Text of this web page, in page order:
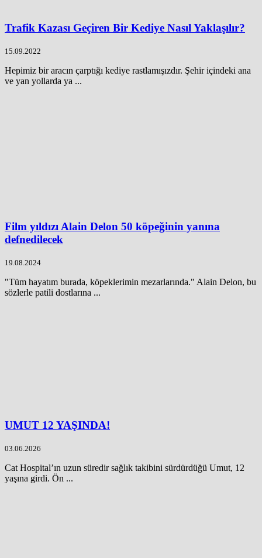
Trafik Kazası Geçiren Bir Kediye Nasıl Yaklaşılır?
15.09.2022
Hepimiz bir aracın çarptığı kediye rastlamışızdır. Şehir içindeki ana
ve yan yollarda ya ...
Film yıldızı Alain Delon 50 köpeğinin yanına
defnedilecek
19.08.2024
"Tüm hayatım burada, köpeklerimin mezarlarında." Alain Delon, bu
sözlerle patili dostlarına ...
UMUT 12 YAŞINDA!
03.06.2026
Cat Hospital’ın uzun süredir sağlık takibini sürdürdüğü Umut, 12
yaşına girdi. Ön ...